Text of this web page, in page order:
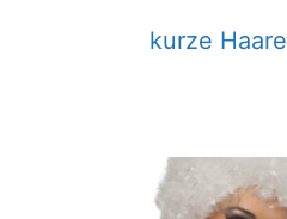
kurze Haare